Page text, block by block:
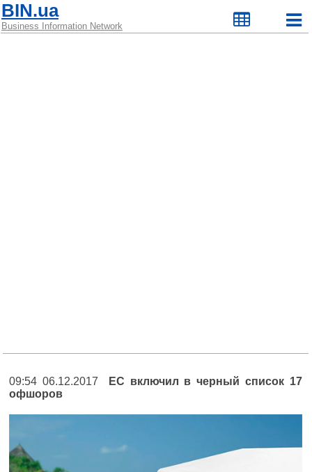
BIN.ua
Business Information Network
09:54 06.12.2017
ЕС включил в черный список 17
офшоров